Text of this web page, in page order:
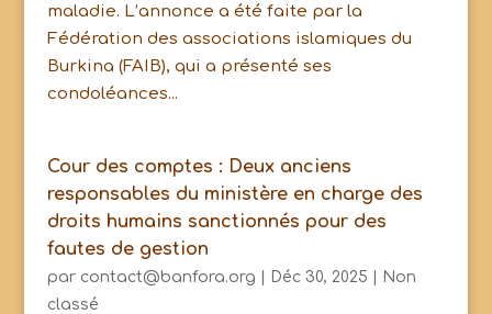
maladie. L’annonce a été faite par la
Fédération des associations islamiques du
Burkina (FAIB), qui a présenté ses
condoléances...
Cour des comptes : Deux anciens
responsables du ministère en charge des
droits humains sanctionnés pour des
fautes de gestion
par contact@banfora.org Déc 30, 2025
Non
classé